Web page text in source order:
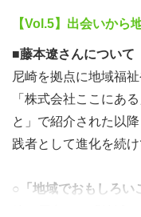
【Vol.5】出会いから
■藤本遼さんについて
尼崎を拠点に地域福
「株式会社ここにあ
と」で紹介された以
践者として進化を続け
○「地域でおもしろい